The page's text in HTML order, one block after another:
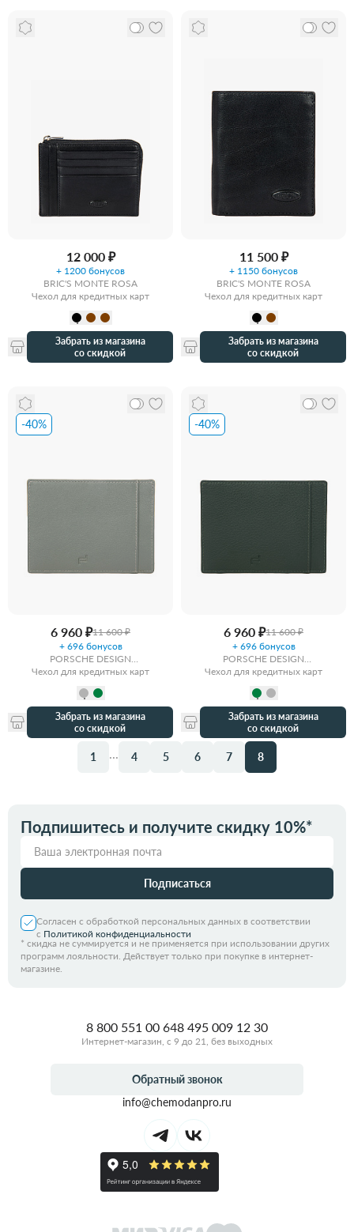
12 000 ₽
+ 1200 бонусов
BRIC'S MONTE ROSA
Чехол для кредитных карт
Забрать из магазина
со скидкой
11 500 ₽
+ 1150 бонусов
BRIC'S MONTE ROSA
Чехол для кредитных карт
Забрать из магазина
со скидкой
-40%
6 960 ₽11 600 ₽
+ 696 бонусов
PORSCHE DESIGN
MONOCHROME
Чехол для кредитных карт
Забрать из магазина
со скидкой
-40%
6 960 ₽11 600 ₽
+ 696 бонусов
PORSCHE DESIGN
MONOCHROME
Чехол для кредитных карт
Забрать из магазина
со скидкой
1 ... 4 5 6 7 8
Подпишитесь и получите скидку 10%*
Подписаться
Согласен с обработкой персональных данных в соответствии
с Политикой конфиденциальности
* скидка не суммируется и не применяется при использовании других
программ лояльности. Действует только при покупке в интернет-
магазине.
8 800 551 00 648 495 009 12 30
Интернет-магазин, с 9 до 21, без выходных
Обратный звонок
info@chemodanpro.ru